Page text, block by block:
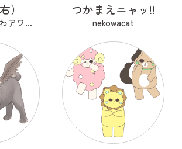
）
モフモフふわふわアワアワ
つかまえニャッ!!
nekowacat